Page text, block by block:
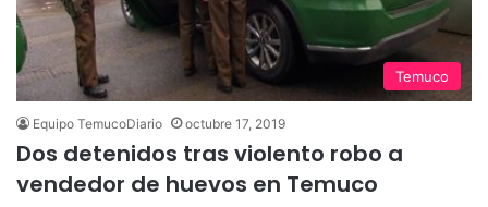
Temuco
Equipo TemucoDiario octubre 17, 2019
Dos detenidos tras violento robo a
vendedor de huevos en Temuco